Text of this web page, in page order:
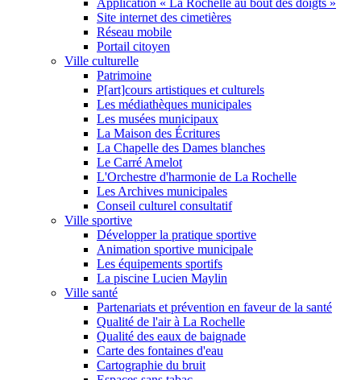
Application « La Rochelle au bout des doigts »
Site internet des cimetières
Réseau mobile
Portail citoyen
Ville culturelle
Patrimoine
P[art]cours artistiques et culturels
Les médiathèques municipales
Les musées municipaux
La Maison des Écritures
La Chapelle des Dames blanches
Le Carré Amelot
L'Orchestre d'harmonie de La Rochelle
Les Archives municipales
Conseil culturel consultatif
Ville sportive
Développer la pratique sportive
Animation sportive municipale
Les équipements sportifs
La piscine Lucien Maylin
Ville santé
Partenariats et prévention en faveur de la santé
Qualité de l'air à La Rochelle
Qualité des eaux de baignade
Carte des fontaines d'eau
Cartographie du bruit